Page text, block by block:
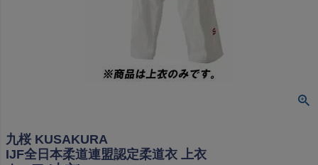
九桜 KUSAKURA
IJF全日本柔道連盟認定柔道衣 上衣